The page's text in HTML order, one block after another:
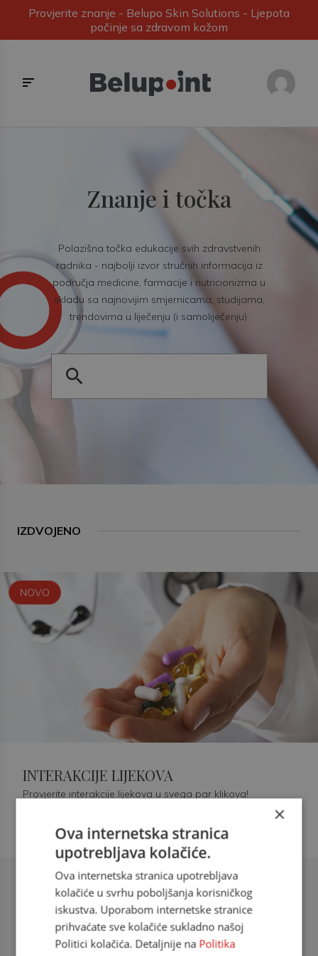
Provjerite znanje - Belupo Skin Solutions - Ljepota
počinje sa zdravom kožom
Znanje i točka
Polazišna točka edukacije svih zdravstvenih
radnika - najbolji izvor stručnih informacija iz
područja medicine, farmacije i nutricionizma u
skladu sa najnovijim smjernicama, studijama,
trendovima u liječenju (i samoliječenju).
IZDVOJENO
Šećerna bolest tip 2 = kardiovaskularna
doc. dr. sc. Višnja Kokić Maleš,
dr.med., specijalististica
NOVO
INTERAKCIJE LIJEKOVA
Provjerite interakcije lijekova u svega par klikova!
×
Ova internetska stranica
upotrebljava kolačiće.
Ova internetska stranica upotrebljava
kolačiće u svrhu poboljšanja korisničkog
iskustva. Uporabom internetske stranice
prihvaćate sve kolačiće sukladno našoj
Politici kolačića. Detaljnije na Politika